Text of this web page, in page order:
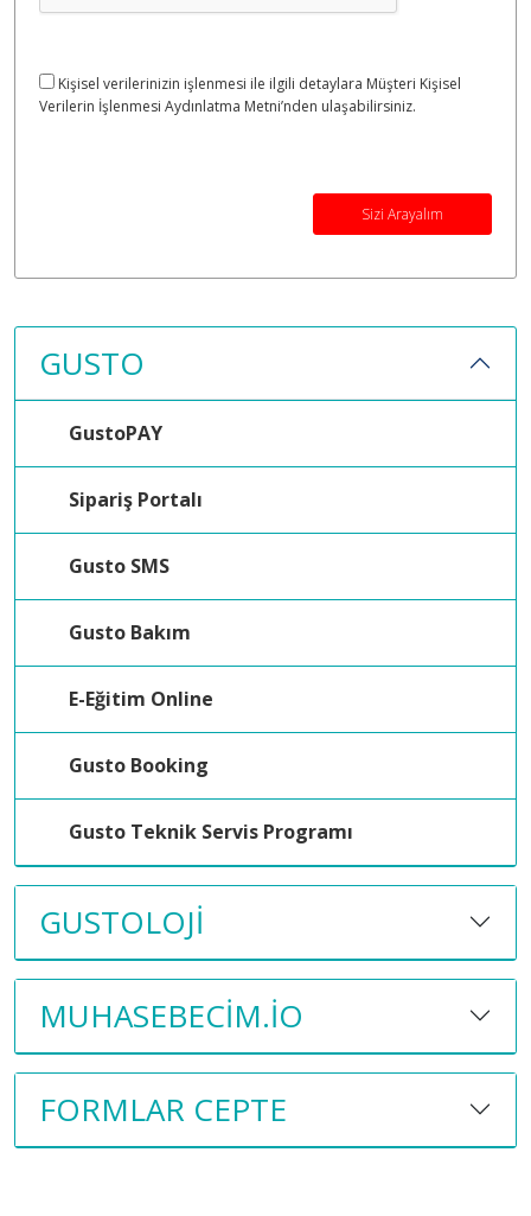
Kişisel verilerinizin işlenmesi ile ilgili detaylara Müşteri Kişisel
Verilerin İşlenmesi Aydınlatma Metni’nden ulaşabilirsiniz.
Sizi Arayalım
GUSTO
GustoPAY
Sipariş Portalı
Gusto SMS
Gusto Bakım
E-Eğitim Online
Gusto Booking
Gusto Teknik Servis Programı
GUSTOLOJI
MUHASEBECIM.IO
FORMLAR CEPTE